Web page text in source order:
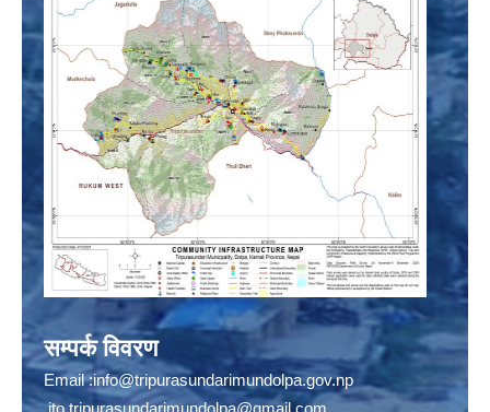
सम्पर्क विवरण
Email :info@tripurasundarimundolpa.gov.np
ito.tripurasundarimundolpa@gmail.com